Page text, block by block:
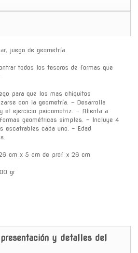
juego de geometría.
todos los tesoros de formas que
para que los mas chiquitos
con la geometría. - Desarrolla
el ejercicio psicomotriz. - Alienta a
geométricas simples. - Incluye 4
escatrables cada uno. - Edad
cm x 5 cm de prof x 26 cm
gr
y detalles del